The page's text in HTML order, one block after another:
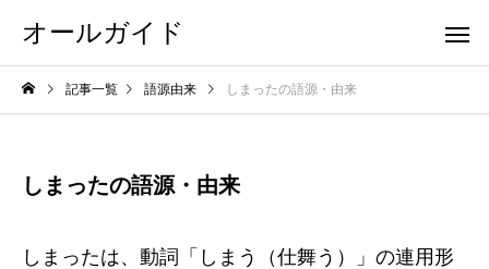
オールガイド
記事一覧 語源由来 しまったの語源・由来
しまったの語源・由来
しまったは、動詞「しまう（仕舞う）」の連用形